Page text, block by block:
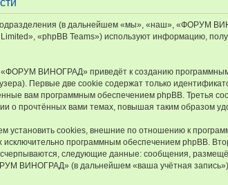
(в дальнейшем «мы», «наш», «ФОРУМ
«phpBB Teams») используют информацию,
ВИНОГРАД» приведёт к созданию
Первые две cookie содержат только
вам программным обеспечением phpBB. Третья
прочтённых вами темах, повышая таким образом
cookies, внешние по отношению к
исключительно программным обеспечением phpBB.
следующие данные: сообщения,
ВИНОГРАД» (в дальнейшем «ваша учётная